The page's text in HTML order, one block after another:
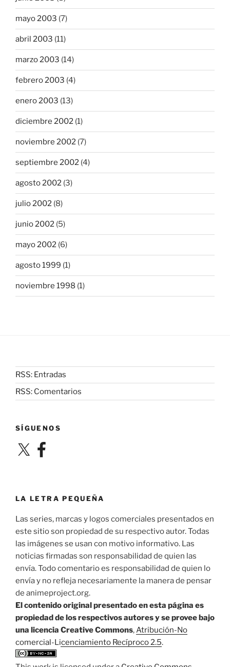
mayo 2003 (7)
abril 2003 (11)
marzo 2003 (14)
febrero 2003 (4)
enero 2003 (13)
diciembre 2002 (1)
noviembre 2002 (7)
septiembre 2002 (4)
agosto 2002 (3)
julio 2002 (8)
junio 2002 (5)
mayo 2002 (6)
agosto 1999 (1)
noviembre 1998 (1)
RSS: Entradas
RSS: Comentarios
SÍGUENOS
X Facebook
LA LETRA PEQUEÑA
Las series, marcas y logos comerciales presentados en
este sitio son propiedad de su respectivo autor. Todas
las imágenes se usan con motivo informativo. Las
noticias firmadas son responsabilidad de quien las
envía. Todo comentario es responsabilidad de quien lo
envía y no refleja necesariamente la manera de pensar
de animeproject.org.
El contenido original presentado en esta página es
propiedad de los respectivos autores y se provee bajo
una licencia Creative Commons,Atribución-No
comercial-Licenciamiento Recíproco 2.5.